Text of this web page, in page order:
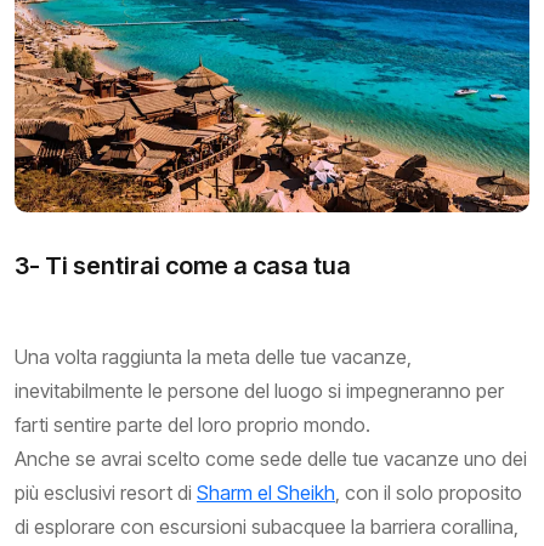
3- Ti sentirai come a casa tua
Una volta raggiunta la meta delle tue vacanze,
inevitabilmente le persone del luogo si impegneranno per
farti sentire parte del loro proprio mondo.
Anche se avrai scelto come sede delle tue vacanze uno dei
più esclusivi resort di Sharm el Sheikh , con il solo proposito
di esplorare con escursioni subacquee la barriera corallina,